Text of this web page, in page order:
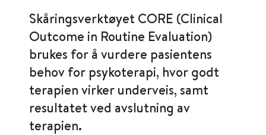
Skåringsverktøyet CORE (Clinical
Outcome in Routine Evaluation)
brukes for å vurdere pasientens
behov for psykoterapi, hvor godt
terapien virker underveis, samt
resultatet ved avslutning av
terapien.